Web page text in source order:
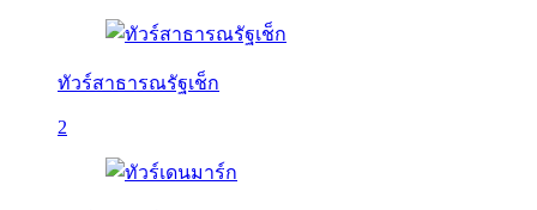
ทัวร์สาธารณรัฐเช็ก
2